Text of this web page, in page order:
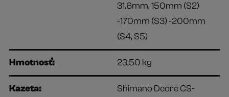
31.6mm, 150mm (S2)
-170mm (S3) -200mm
(S4, S5)
Hmotnosť: 23,50 kg
Kazeta:
Shimano Deore CS-